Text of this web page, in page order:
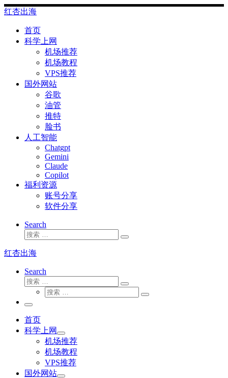
Skip
to
content
红杏出海
首页
科学上网
机场推荐
机场教程
VPS推荐
国外网站
谷歌
油管
推特
脸书
人工智能
Chatgpt
‎Gemini
Claude
Copilot
福利资源
账号分享
软件分享
Search
搜
搜
红杏出海
Search
搜
搜
索
搜
搜
主
菜
单
首页
科学上网
机场推荐
机场教程
VPS推荐
国外网站